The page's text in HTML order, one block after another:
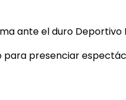
ante el duro
presenciar